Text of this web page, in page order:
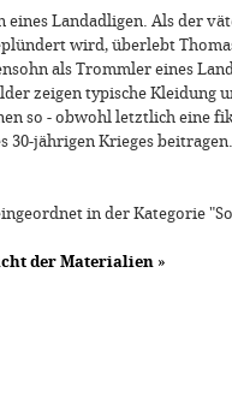
eines Landadligen. Als der
wird, überlebt
als Trommler eines
zeigen typische Kleidung
so - obwohl letztlich eine
30-jährigen Krieges beitragen.
in der Kategorie
der Materialien »